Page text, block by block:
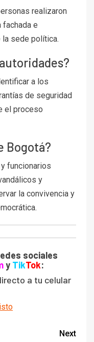
realizaron
e
la sede política.
a los
de seguridad
el proceso
Bogotá?
funcionarios
y
la convivencia y
sociales
y TikTok:
a tu celular
Next